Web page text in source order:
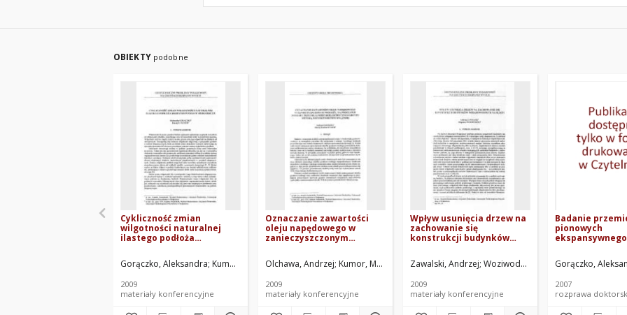
OBIEKTY podobne
Cykliczność zmian
wilgotności naturalnej
ilastego podłoża
Bydgoszczy
Gorączko, Aleksandra Kumor, Maciej Kordian (1952- ) Kumor, Maciej Kordian. Red. Dembicki, Eugeniusz. Red. Lechowicz,
2009
materiały konferencyjne
Oznaczanie zawartości
oleju napędowego w
zanieczyszczonym
pomiaru przenikalności
dielektrycznej gruntu
(TDR)
Olchawa, Andrzej Kumor, Maciej Kordian (1952- ) Lechowicz, Zbigniew. Red. Kumor, Maciej
2009
materiały konferencyjne
Wpływ usunięcia drzew na
zachowanie się
konstrukcji budynków
Zawalski, Andrzej Woziwodzki, Zbigniew Lechowicz,
2009
materiały konferencyjne
Badanie
pionowych
ekspansywnego
wybranych
Gorączko,
2007
rozprawa